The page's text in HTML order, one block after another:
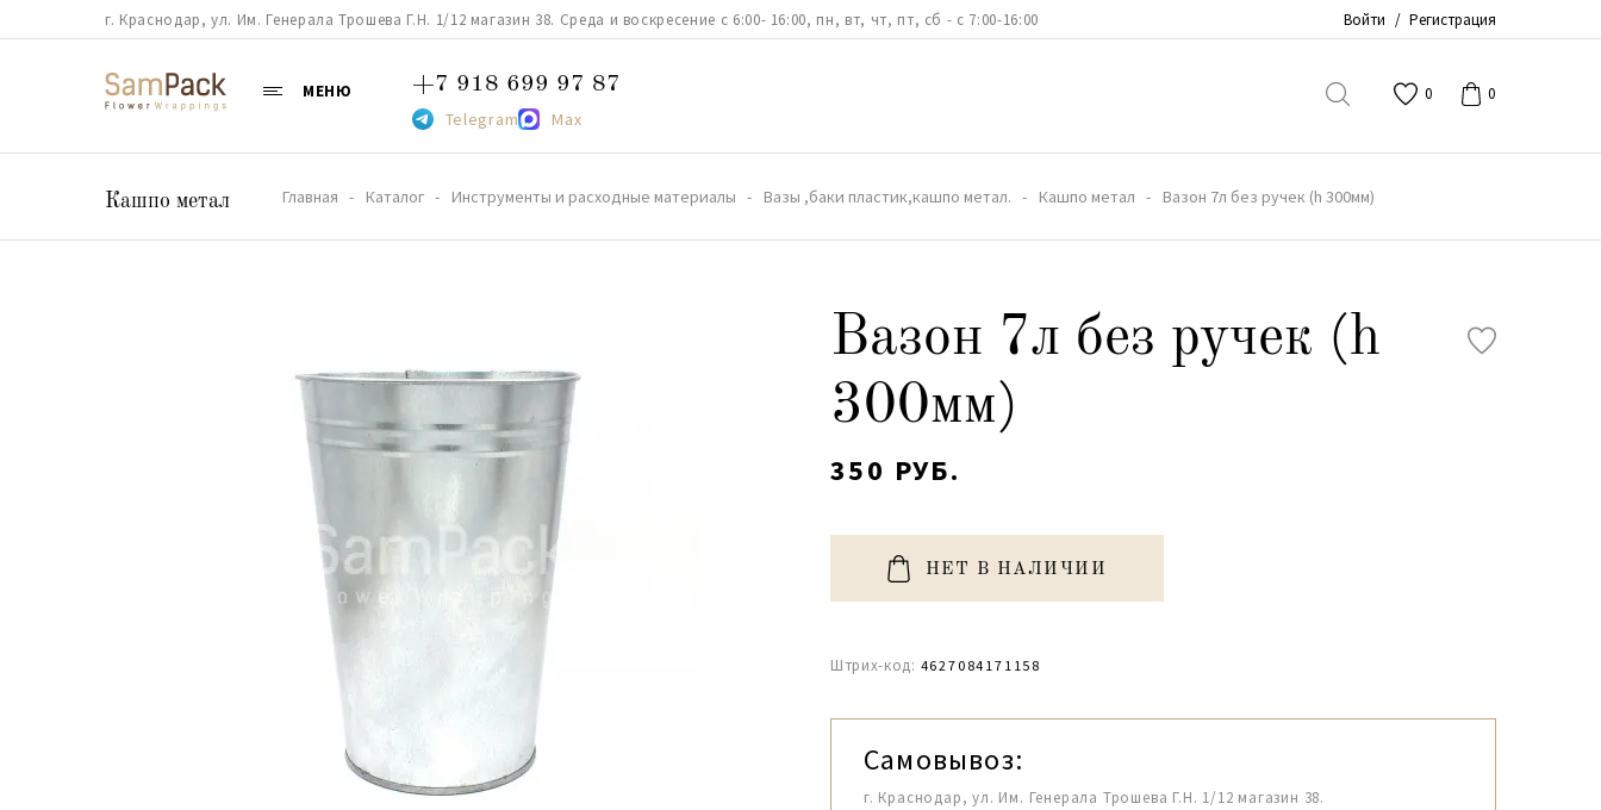
г. Краснодар, ул. Им. Генерала Трошева Г.Н. 1/12 магазин 38. Среда и воскресение с 6:00- 16:00, пн, вт, чт, пт, сб - с 7:00-16:00 Войти / Регистрация
МЕНЮ +7 918 699 97 87
Telegram Max
0 0
Кашпо метал Главная Каталог Инструменты и расходные материалы Вазы ,баки пластик,кашпо метал. Кашпо метал Вазон 7л без ручек (h 300мм)
Вазон 7л без ручек (h
300мм)
350 РУБ.
НЕТ В НАЛИЧИИ
Штрих-код: 4627084171158
Самовывоз:
г. Краснодар, ул. Им. Генерала Трошева Г.Н. 1/12 магазин 38.